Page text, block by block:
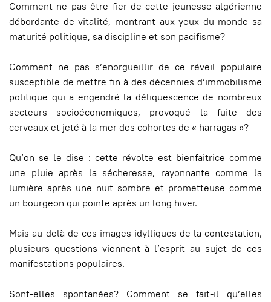
Comment ne pas être fier de cette jeunesse algérienne
débordante de vitalité, montrant aux yeux du monde sa
maturité politique, sa discipline et son pacifisme?
Comment ne pas s’enorgueillir de ce réveil populaire
susceptible de mettre fin à des décennies d’immobilisme
politique qui a engendré la déliquescence de nombreux
secteurs socioéconomiques, provoqué la fuite des
cerveaux et jeté à la mer des cohortes de « harragas »?
Qu’on se le dise : cette révolte est bienfaitrice comme
une pluie après la sécheresse, rayonnante comme la
lumière après une nuit sombre et prometteuse comme
un bourgeon qui pointe après un long hiver.
Mais au-delà de ces images idylliques de la contestation,
plusieurs questions viennent à l’esprit au sujet de ces
manifestations populaires.
Sont-elles spontanées? Comment se fait-il qu’elles